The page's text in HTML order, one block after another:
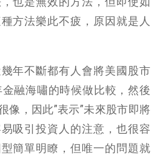
方法樂此不疲，原因就是人
年不斷都有人會將美國股市
融海嘯的時候做比較，然後
像，因此”表示”未來股市即將
吸引投資人的注意，也很容
簡單明瞭，但唯一的問題就